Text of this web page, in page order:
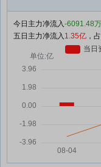
今日主力净流入-6091.48万
五日主力净流入 1.35亿 ，